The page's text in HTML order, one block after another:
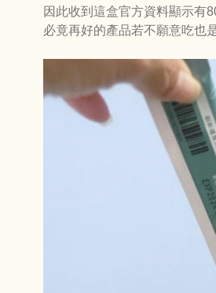
因此收到這盒官方資料顯示有
必竟再好的產品若不願意吃也